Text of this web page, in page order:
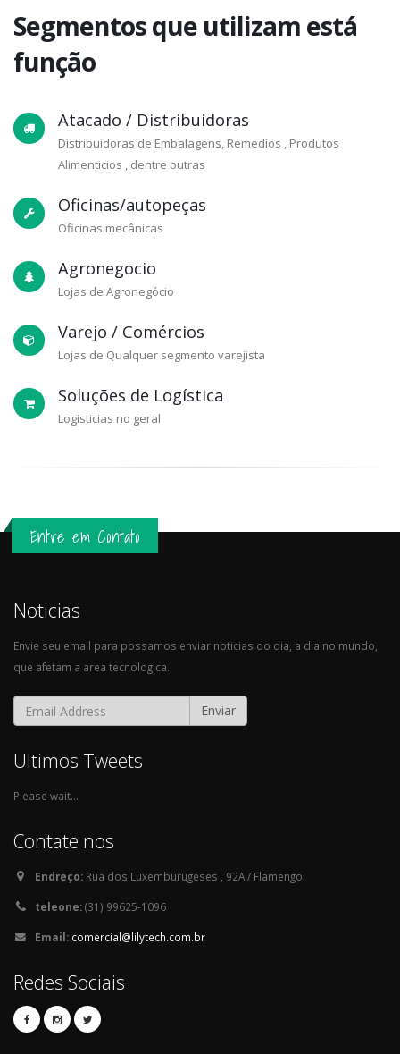
Segmentos que utilizam está
função
Atacado / Distribuidoras
Distribuidoras de Embalagens, Remedios , Produtos
Alimenticios , dentre outras
Oficinas/autopeças
Oficinas mecânicas
Agronegocio
Lojas de Agronegócio
Varejo / Comércios
Lojas de Qualquer segmento varejista
Soluções de Logística
Logisticias no geral
Entre em Contato
Noticias
Envie seu email para possamos enviar noticias do dia, a dia no mundo,
que afetam a area tecnologica.
Enviar
Ultimos Tweets
Please wait...
Contate nos
Endreço: Rua dos Luxemburugeses , 92A / Flamengo
teleone:(31) 99625-1096
Email: comercial@lilytech.com.br
Redes Sociais